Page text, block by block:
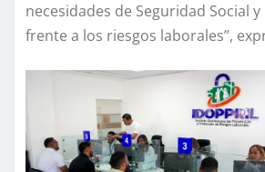
necesidades de Seguridad Social
frente a los riesgos laborales”,